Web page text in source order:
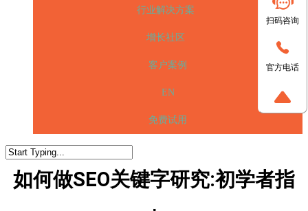
行业解决方案
增长社区
客户案例
EN
免费试用
如何做SEO关键字研究:初学者指
扫码咨询
官方电话